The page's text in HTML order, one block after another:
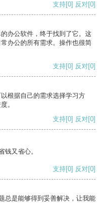
支持[0] 反对[0]
办公软件，终于找到了它。这
办公的所有需求。操作也很简
支持[0] 反对[0]
根据自己的需求选择学习方
。
支持[0] 反对[0]
钱又省心。
支持[0] 反对[0]
总是能够得到妥善解决，让我能